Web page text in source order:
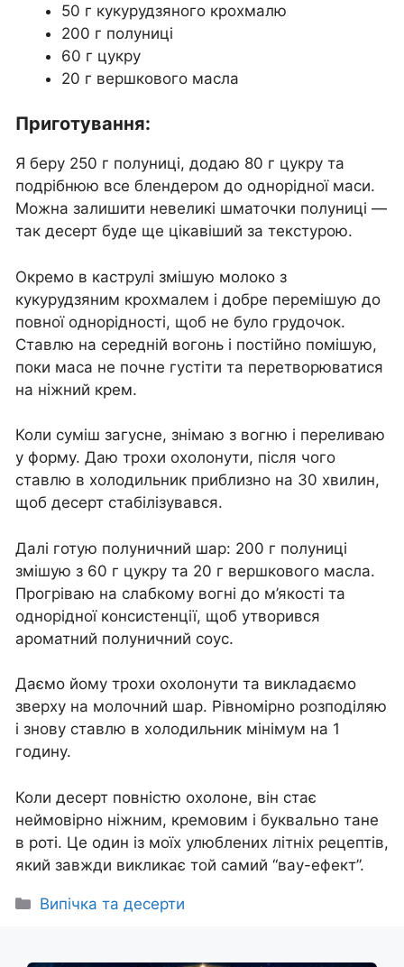
50 г кукурудзяного крохмалю
200 г полуниці
60 г цукру
20 г вершкового масла
Приготування:
Я беру 250 г полуниці, додаю 80 г цукру та
подрібнюю все блендером до однорідної маси.
Можна залишити невеликі шматочки полуниці —
так десерт буде ще цікавіший за текстурою.
Окремо в каструлі змішую молоко з
кукурудзяним крохмалем і добре перемішую до
повної однорідності, щоб не було грудочок.
Ставлю на середній вогонь і постійно помішую,
поки маса не почне густіти та перетворюватися
на ніжний крем.
Коли суміш загусне, знімаю з вогню і переливаю
у форму. Даю трохи охолонути, після чого
ставлю в холодильник приблизно на 30 хвилин,
щоб десерт стабілізувався.
Далі готую полуничний шар: 200 г полуниці
змішую з 60 г цукру та 20 г вершкового масла.
Прогріваю на слабкому вогні до м’якості та
однорідної консистенції, щоб утворився
ароматний полуничний соус.
Даємо йому трохи охолонути та викладаємо
зверху на молочний шар. Рівномірно розподіляю
і знову ставлю в холодильник мінімум на 1
годину.
Коли десерт повністю охолоне, він стає
неймовірно ніжним, кремовим і буквально тане
в роті. Це один із моїх улюблених літніх рецептів,
який завжди викликає той самий “вау-ефект”.
Категорії
Випічка та десерти